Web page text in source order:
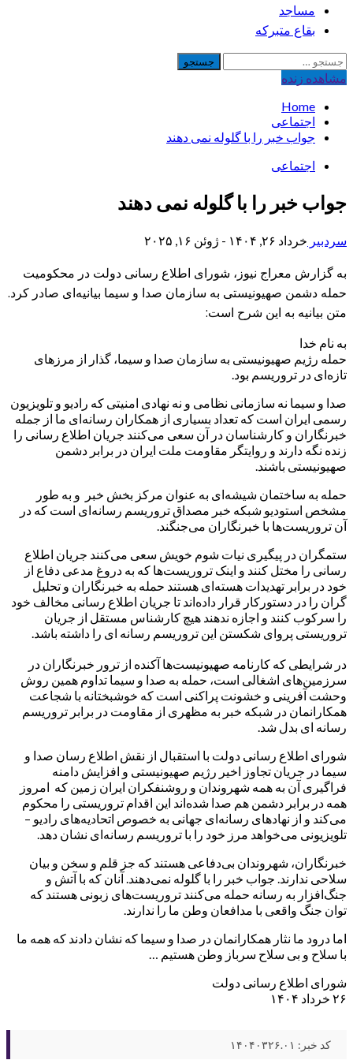
مساجد
بقاع متبرکه
جستجو
برای:
مشاهده‌ زنده
Home
اجتماعی
جواب خبر را با گلوله نمی دهند
اجتماعی
جواب خبر را با گلوله نمی دهند
سردبیر خرداد ۲۶, ۱۴۰۴ - ژوئن ۱۶, ۲۰۲۵
به گزارش معراج نیوز، شورای اطلاع رسانی دولت در محکومیت
حمله دشمن صهیونیستی به سازمان صدا و سیما بیانیه‌ای صادر کرد.
متن بیانیه به این شرح است:
به نام خدا
حمله رژیم صهیونیستی به سازمان صدا و سیما، گذار از مرزهای
تازه‌ای در تروریسم بود.
صدا و سیما نه سازمانی نظامی و نه نهادی امنیتی که رادیو و تلویزیون
رسمی ایران است که تعداد بسیاری از همکاران رسانه‌ای ما از جمله
خبرنگاران و کارشناسان در آن سعی می‌کنند جریان اطلاع رسانی را
زنده نگه دارند و روایتگر مقاومت ملت ایران در برابر دشمن
صهیونیستی باشند.
حمله به ساختمان شیشه‌ای به عنوان مرکز بخش خبر و به طور
مشخص استودیو شبکه خبر مصداق تروریسم رسانه‌ای است که در
آن تروریست‌ها با خبرنگاران می‌جنگند.
ستمگران در پیگیری نیات شوم خویش سعی می‌کنند جریان اطلاع
رسانی را مختل کنند و اینک تروریست‌ها که به دروغ مدعی دفاع از
خود در برابر تهدیدات هسته‌ای هستند حمله به خبرنگاران و تحلیل
گران را در دستورکار قرار داده‌اند تا جریان اطلاع رسانی مخالف خود
را سرکوب کنند و اجازه ندهند هیچ کارشناس مستقل از جریان
تروریستی پروای شکستن این تروریسم رسانه ای را داشته باشد‌.
در شرایطی که کارنامه صهیونیست‌ها آکنده از ترور خبرنگاران در
سرزمین‌های اشغالی است، حمله به صدا و سیما تداوم همین روش
وحشت آفرینی و خشونت پراکنی است که خوشبختانه با شجاعت
همکارانمان در شبکه خبر به مظهری از مقاومت در برابر تروریسم
رسانه ای بدل شد.
شورای اطلاع رسانی دولت با استقبال از نقش اطلاع رسان صدا و
سیما در جریان تجاوز اخیر رژیم صهیونیستی و افزایش دامنه
فراگیری آن به همه شهروندان و روشنفکران ایران زمین که امروز
همه در برابر دشمن هم صدا شده‌اند این اقدام تروریستی را محکوم
می‌کند و از نهادهای رسانه‌ای جهانی به خصوص اتحادیه‌های رادیو –
تلویزیونی می‌خواهد مرز خود را با تروریسم رسانه‌ای نشان دهد.
خبرنگاران، شهروندان بی‌دفاعی هستند که جز قلم و سخن و بیان
سلاحی ندارند. جواب خبر را با گلوله نمی‌دهند. آنان که با آتش و
جنگ‌افزار به رسانه حمله می‌کنند تروریست‌های زبونی هستند که
توان جنگ واقعی با مدافعان وطن ما را ندارند.
اما درود ما نثار همکارانمان در صدا و سیما که نشان دادند که همه ما
با سلاح و بی سلاح سرباز وطن هستیم …
شورای اطلاع رسانی دولت
۲۶ خرداد ۱۴۰۴
کد خبر: ۱۴۰۴۰۳۲۶.۰۱